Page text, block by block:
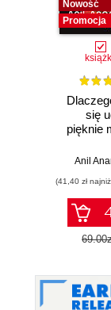
Nowość
Promocja
się
pięknie
Anil
(41,40 zł